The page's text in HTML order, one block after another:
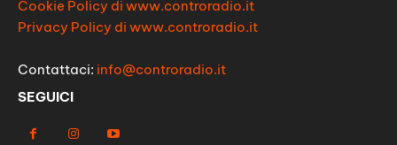
Cookie Policy di www.controradio.it
Privacy Policy di www.controradio.it
Contattaci: info@controradio.it
SEGUICI